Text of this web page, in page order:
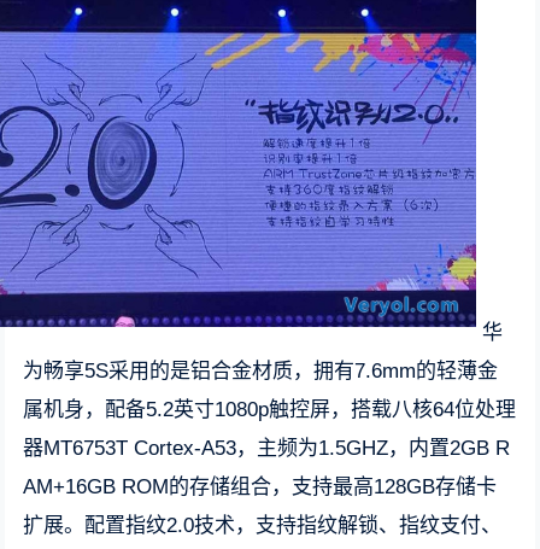
华
为畅享5S采用的是铝合金材质，拥有7.6mm的轻薄金
属机身，配备5.2英寸1080p触控屏，搭载八核64位处理
器MT6753T Cortex-A53，主频为1.5GHZ，内置2GB R
AM+16GB ROM的存储组合，支持最高128GB存储卡
扩展。配置指纹2.0技术，支持指纹解锁、指纹支付、